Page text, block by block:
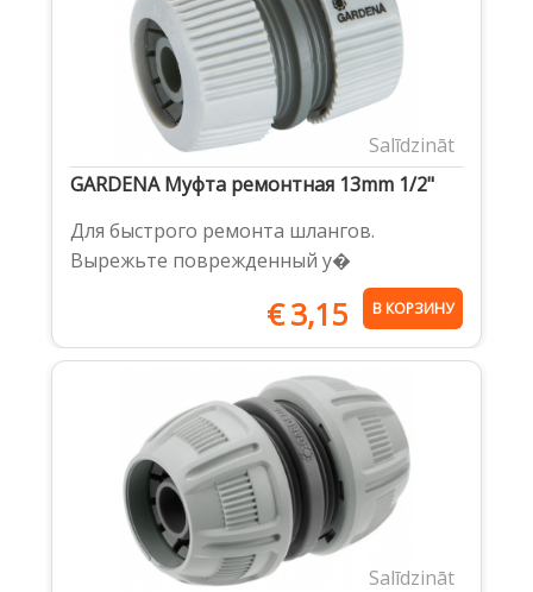
Salīdzināt
GARDENA Муфта ремонтная 13mm 1/2"
Для быстрого ремонта шлангов.
Вырежьте поврежденный у�
€3,15 В КОРЗИНУ
Salīdzināt